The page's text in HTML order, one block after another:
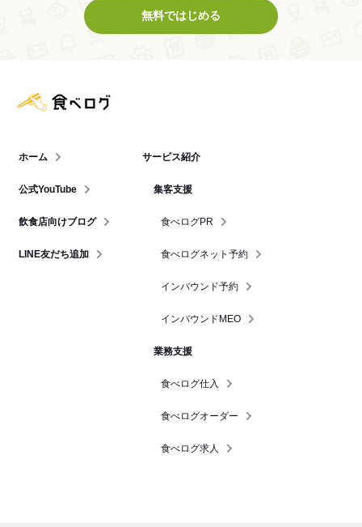
無料ではじめる
ホーム
公式YouTube
飲食店向けブログ
LINE友だち追加
サービス紹介
集客支援
食べログPR
食べログネット予約
インバウンド予約
インバウンドMEO
業務支援
食べログ仕入
食べログオーダー
食べログ求人